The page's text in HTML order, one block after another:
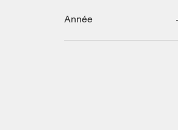
Année
1981